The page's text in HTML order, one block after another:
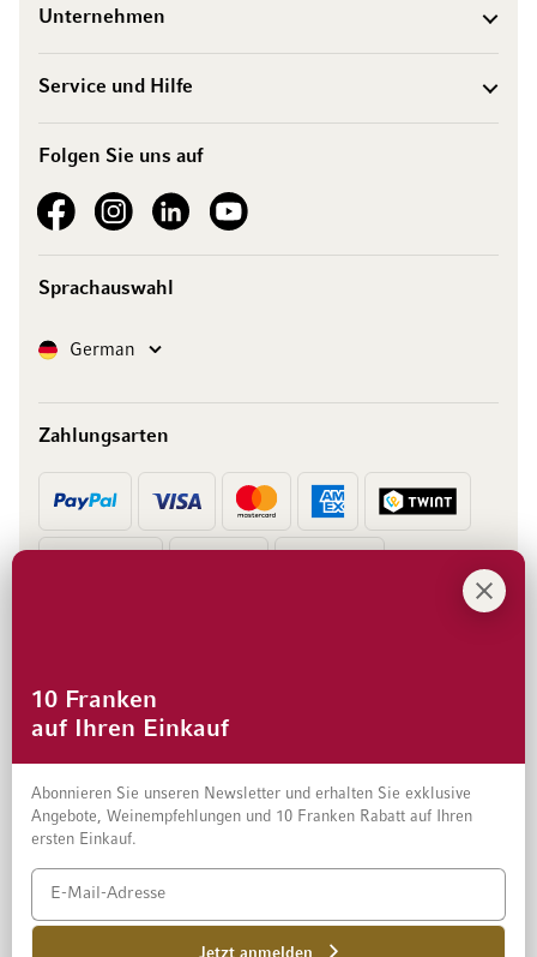
Unternehmen
Service und Hilfe
Folgen Sie uns auf
See our FacebookSee our Instagram account
See our LinkedInSee our YouTube channel
Sprachauswahl
SpracheGerman
Zahlungsarten
Datenschutz und Disclaimer
10 Franken
auf Ihren Einkauf
Abonnieren Sie unseren Newsletter und erhalten Sie exklusive
Angebote, Weinempfehlungen und 10 Franken Rabatt auf Ihren
ersten Einkauf.
Jetzt anmelden